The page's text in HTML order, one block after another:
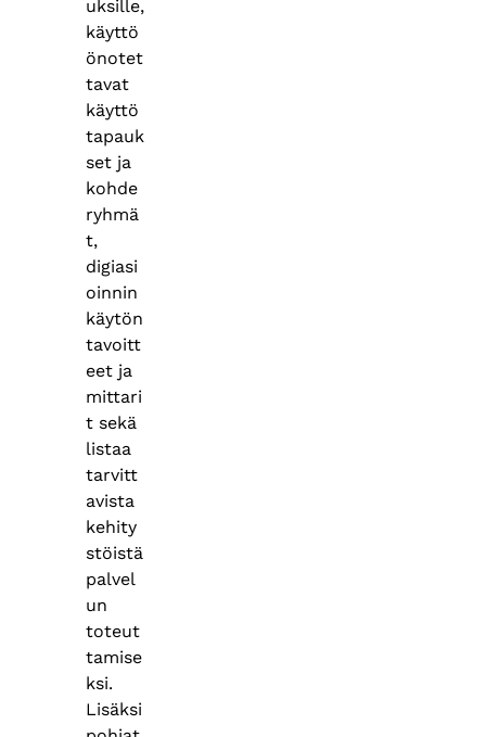
uksille,
käyttö
önotet
tavat
käyttö
tapauk
set ja
kohde
ryhmä
t,
digiasi
oinnin
käytön
tavoitt
eet ja
mittari
t sekä
listaa
tarvitt
avista
kehity
stöistä
palvel
un
toteut
tamise
ksi.
Lisäksi